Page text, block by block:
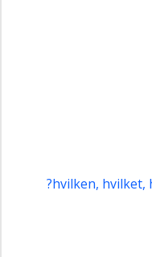
الإضافياتhvilken, hvilket,